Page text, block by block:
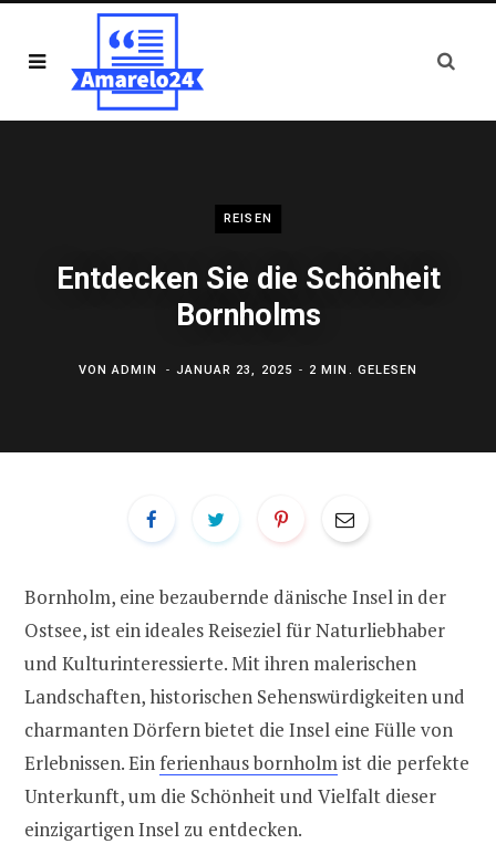
REISEN
Entdecken Sie die Schönheit
Bornholms
VONADMIN JANUAR 23, 2025 2 MIN. GELESEN
Bornholm, eine bezaubernde dänische Insel in der
Ostsee, ist ein ideales Reiseziel für Naturliebhaber
und Kulturinteressierte. Mit ihren malerischen
Landschaften, historischen Sehenswürdigkeiten und
charmanten Dörfern bietet die Insel eine Fülle von
Erlebnissen. Einferienhaus bornholmist die perfekte
Unterkunft, um die Schönheit und Vielfalt dieser
einzigartigen Insel zu entdecken.